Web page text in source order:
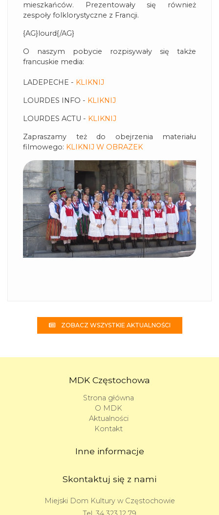
mieszkańców. Prezentowały się również
zespoły folklorystyczne z Francji.
{AG}lourd{/AG}
O naszym pobycie rozpisywały się także
francuskie media:
LADEPECHE - KLIKNIJ
LOURDES INFO - KLIKNIJ
LOURDES ACTU - KLIKNIJ
Zapraszamy też do obejrzenia materiału
filmowego: KLIKNIJ W OBRAZEK
ZOBACZ WSZYSTKIE AKTUALNOŚCI
MDK Częstochowa
Strona główna
O MDK
Aktualności
Kontakt
Inne informacje
Skontaktuj się z nami
Miejski Dom Kultury w Częstochowie